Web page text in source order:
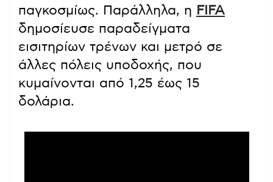
παγκοσμίως. Παράλληλα, η FIFA
δημοσίευσε παραδείγματα
εισιτηρίων τρένων και μετρό σε
άλλες πόλεις υποδοχής, που
κυμαίνονται από 1,25 έως 15
δολάρια.